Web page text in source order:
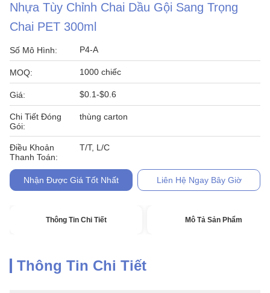
Nhựa Tùy Chỉnh Chai Dầu Gội Sang Trọng
Chai PET 300ml
Số Mô Hình: P4-A
MOQ: 1000 chiếc
Giá: $0.1-$0.6
Chi Tiết Đóng
Gói:
thùng carton
Điều Khoản
Thanh Toán:
T/T, L/C
Nhận Được Giá Tốt Nhất Liên Hệ Ngay Bây Giờ
Thông Tin Chi Tiết Mô Tả Sản Phẩm
Thông Tin Chi Tiết